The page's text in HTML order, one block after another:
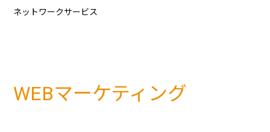
ネットワークサービス
WEBマーケティング